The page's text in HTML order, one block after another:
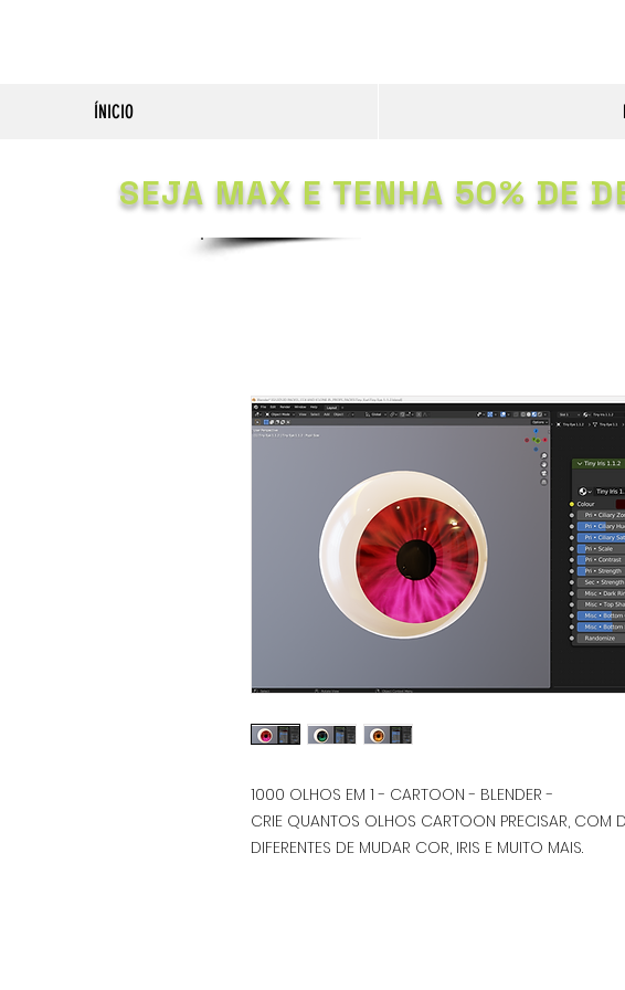
ÍNICIO
SEJA MAX E TENHA 50% DE
1000 OLHOS EM 1 - CARTOON - BLENDER -
CRIE QUANTOS OLHOS CARTOON PRECISAR, COM
DIFERENTES DE MUDAR COR, IRIS E MUITO MAIS.